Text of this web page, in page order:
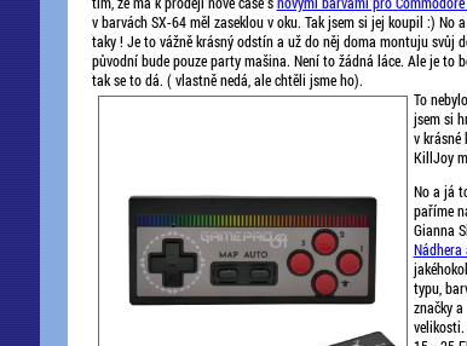
v barvách SX-64 měl zaseklou v oku. Tak jsem si jej koupil :) No
taky ! Je to vážně krásný odstín a už do něj doma montuju svůj
původní bude pouze party mašina. Není to žádná láce. Ale je to
tak se to dá. ( vlastně nedá, ale chtěli jsme ho).
To
jsem si
v krásné
KillJoy
No a já
paříme
Gianna
typu,
značky a
velikosti.